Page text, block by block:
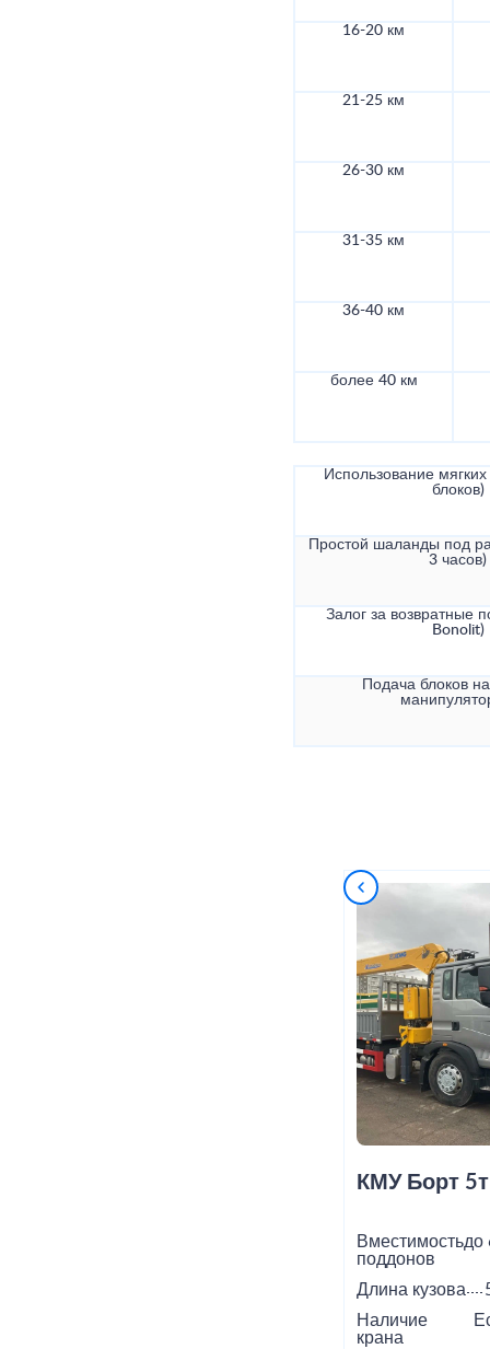
16-20 км
21-25 км
26-30 км
31-35 км
36-40 км
более 40 км
Использование
блоков)
Простой шаланды под
3 часов)
Залог за возвратные
Bonolit)
Подача блоков
КМУ Борт 5т
Вместимость
поддонов
до
Длина кузова
Наличие
крана